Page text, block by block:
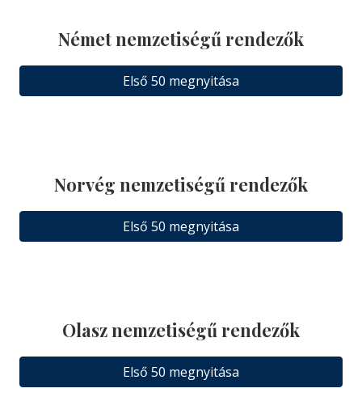
Német nemzetiségű rendezők
Első 50 megnyitása
Norvég nemzetiségű rendezők
Első 50 megnyitása
Olasz nemzetiségű rendezők
Első 50 megnyitása